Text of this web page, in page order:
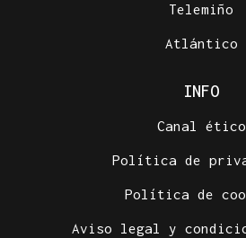
Telemiño
Atlántico
INFO
Canal ético
Política de
Política de
Aviso legal y